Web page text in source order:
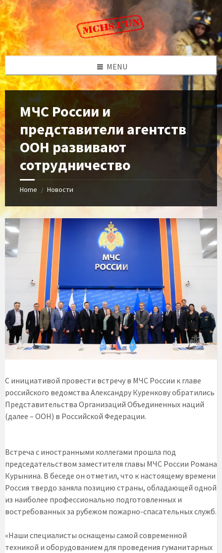
Skip
to
content
Skip
to
left
sidebar
Skip
to
footer
MENU
МЧС России и
представители агентств
ООН развивают
сотрудничество
Home / Новости
С инициативой провести встречу в МЧС России к главе
российского ведомства Александру Куренкову обратились
Представительства Организаций Объединенных наций
(далее – ООН) в Российской Федерации.
Встреча с иностранными коллегами прошла под
председательством заместителя главы МЧС России Романа
Курынина. В беседе он отметил, что к настоящему времени
Россия твердо заняла позицию страны, обладающей одной
из наиболее профессионально подготовленных и
востребованных за рубежом пожарно-спасательных служб.
«Наши специалисты оснащены самой современной
техникой и оборудованием для проведения гуманитарных